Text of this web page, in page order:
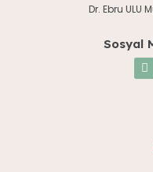
Dr. Ebru ULU
Sosyal